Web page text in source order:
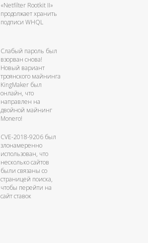
«Netfilter Rootkit II»
продолжает хранить
подписи WHQL
Слабый пароль был
взорван снова!
Новый вариант
троянского майнинга
KingMaker был
онлайн, что
направлен на
двойной майнинг
Monero!
CVE-2018-9206 был
злонамеренно
использован, что
несколько сайтов
были связаны со
страницей поиска,
чтобы перейти на
сайт ставок